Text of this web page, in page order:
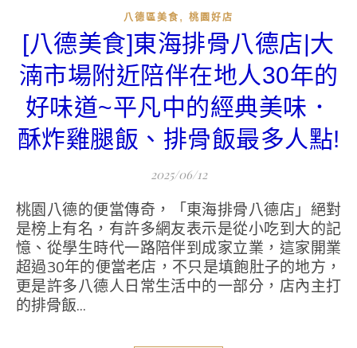
八德區美食 , 桃園好店
[八德美食]東海排骨八德店|大
湳市場附近陪伴在地人30年的
好味道~平凡中的經典美味．
酥炸雞腿飯、排骨飯最多人點!
2025/06/12
桃園八德的便當傳奇，「東海排骨八德店」絕對
是榜上有名，有許多網友表示是從小吃到大的記
憶、從學生時代一路陪伴到成家立業，這家開業
超過30年的便當老店，不只是填飽肚子的地方，
更是許多八德人日常生活中的一部分，店內主打
的排骨飯...